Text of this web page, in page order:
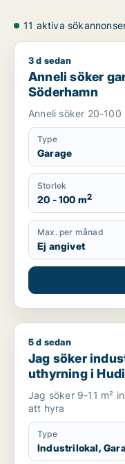
11 aktiva
Anneli söker garage
3 d sedan
Anneli söker
Söderhamn
Anneli söker 20-
Type
Garage
Storlek
20 - 100 m2
Max. per månad
Ej angivet
Jag söker
5 d sedan
Jag söker
uthyrning i
Jag söker 9-11 m²
att hyra
Type
Industrilokal,